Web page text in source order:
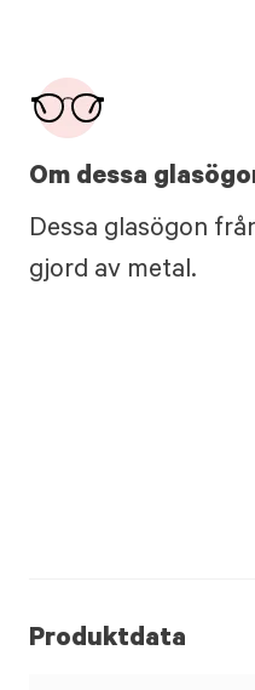
Om dessa
Dessa glasögon
gjord av metal.
Produktdata